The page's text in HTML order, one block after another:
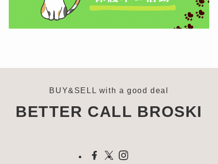
BUY&SELL with a good deal
BETTER CALL BROSKI